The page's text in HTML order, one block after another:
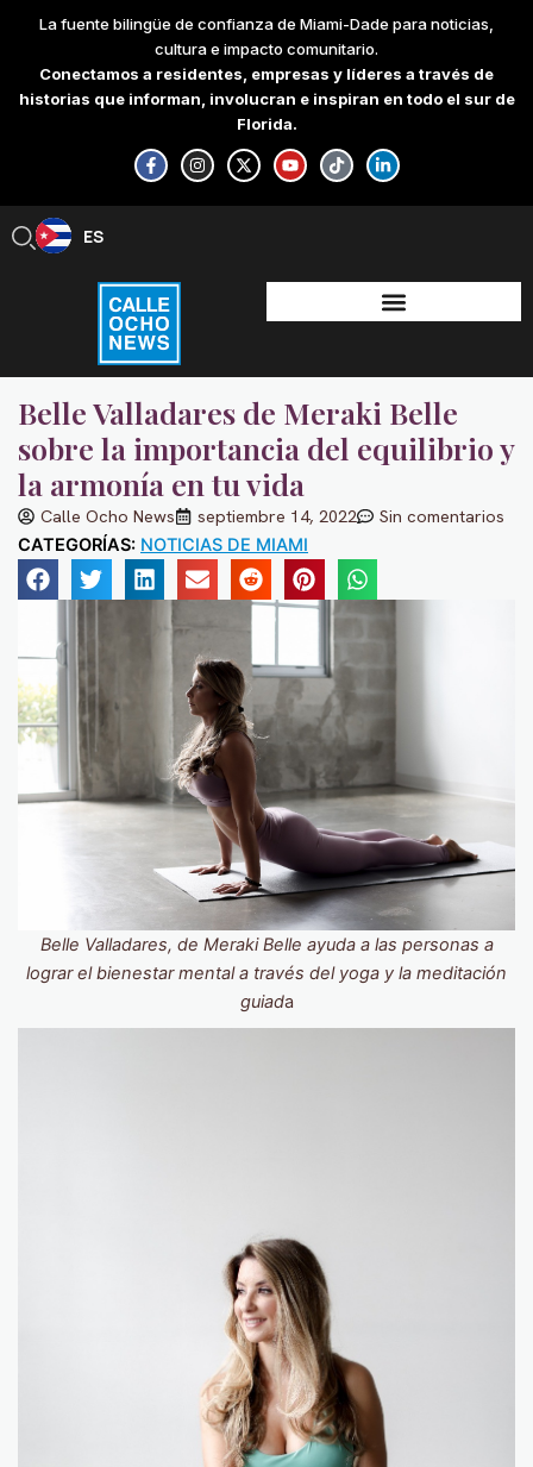
content
La fuente bilingüe de confianza de Miami-Dade para noticias,
cultura e impacto comunitario.
Conectamos a residentes, empresas y líderes a través de
historias que informan, involucran e inspiran en todo el sur de
Florida.
F
a
c
e
-
f
I
n
s
t
X
-
t
w
Y
o
u
t
T
i
k
t
L
i
n
k
-
i
n
ES
EN
Belle Valladares de Meraki Belle
sobre la importancia del equilibrio y
la armonía en tu vida
Calle Ocho News septiembre 14, 2022 Sin comentarios
CATEGORÍAS: NOTICIAS DE MIAMI
Belle Valladares, de Meraki Belle ayuda a las personas a
lograr el bienestar mental a través del yoga y la meditación
guiada